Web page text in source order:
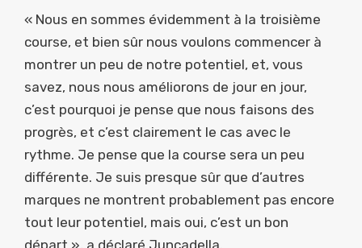
« Nous en sommes évidemment à la troisième
course, et bien sûr nous voulons commencer à
montrer un peu de notre potentiel, et, vous
savez, nous nous améliorons de jour en jour,
c’est pourquoi je pense que nous faisons des
progrès, et c’est clairement le cas avec le
rythme. Je pense que la course sera un peu
différente. Je suis presque sûr que d’autres
marques ne montrent probablement pas encore
tout leur potentiel, mais oui, c’est un bon